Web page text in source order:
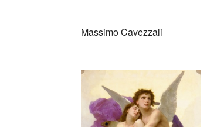
Massimo Cavezzali